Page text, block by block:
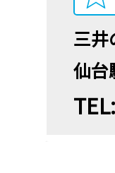
三井
仙台